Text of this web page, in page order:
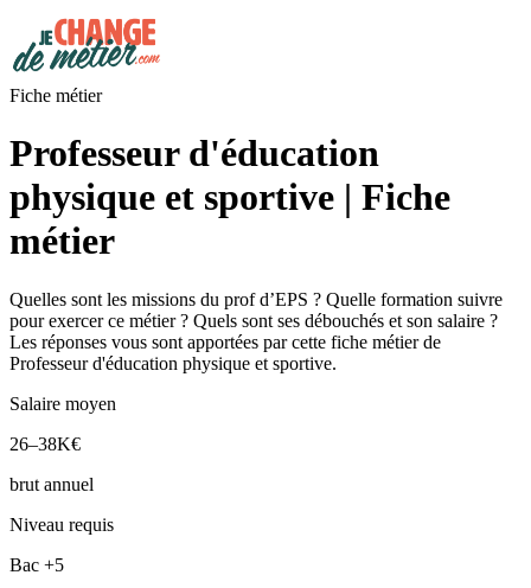
Fiche métier
Professeur d'éducation
physique et sportive | Fiche
métier
Quelles sont les missions du prof d’EPS ? Quelle formation suivre
pour exercer ce métier ? Quels sont ses débouchés et son salaire ?
Les réponses vous sont apportées par cette fiche métier de
Professeur d'éducation physique et sportive.
Salaire moyen
26–38K€
brut annuel
Niveau requis
Bac +5